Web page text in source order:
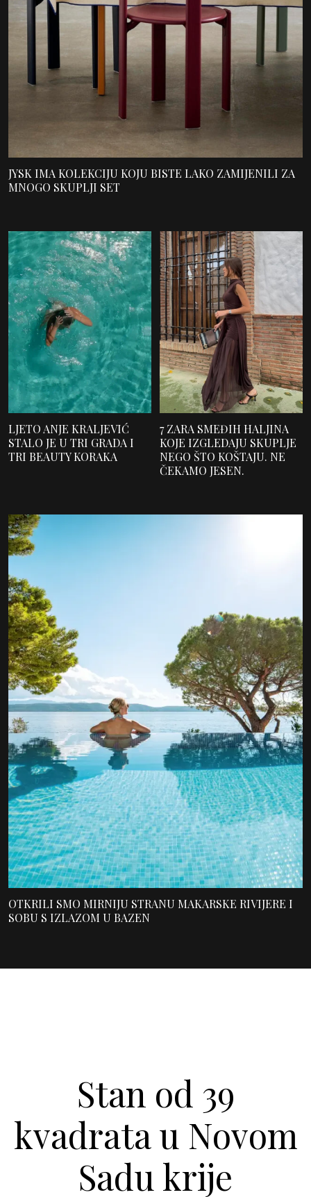
JYSK IMA KOLEKCIJU KOJU BISTE LAKO ZAMIJENILI ZA
MNOGO SKUPLJI SET
LJETO ANJE KRALJEVIĆ
STALO JE U TRI GRADA I
TRI BEAUTY KORAKA
7 ZARA SMEĐIH HALJINA
KOJE IZGLEDAJU SKUPLJE
NEGO ŠTO KOŠTAJU. NE
ČEKAMO JESEN.
OTKRILI SMO MIRNIJU STRANU MAKARSKE RIVIJERE I
SOBU S IZLAZOM U BAZEN
Stan od 39
kvadrata u Novom
Sadu krije